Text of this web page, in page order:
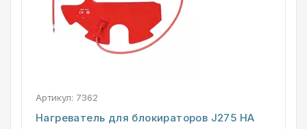
Артикул: 7362
Нагреватель для блокираторов J275 НА